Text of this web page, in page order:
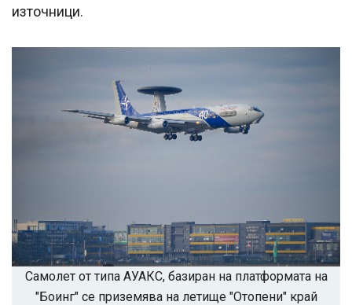
източници.
Самолет от типа АУАКС, базиран на платформата на
"Боинг" се приземява на летище "Отопени" край